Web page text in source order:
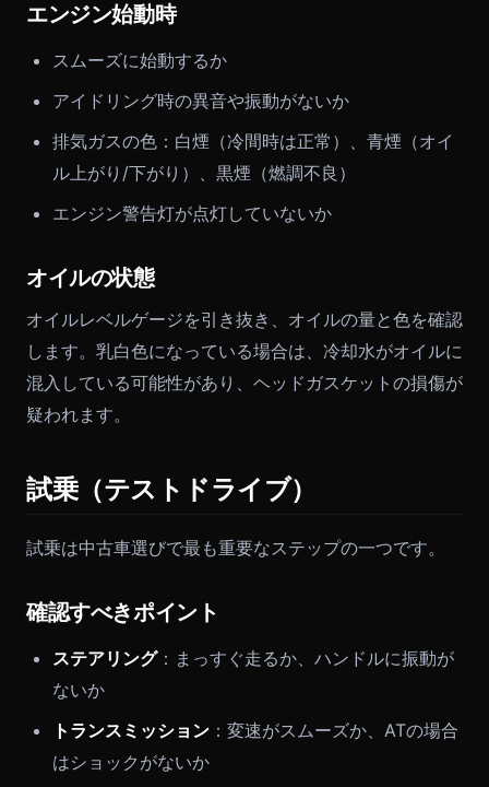
エンジン始動時
スムーズに始動するか
アイドリング時の異音や振動がないか
排気ガスの色：白煙（冷間時は正常）、青煙（オイ
ル上がり/下がり）、黒煙（燃調不良）
エンジン警告灯が点灯していないか
オイルの状態
オイルレベルゲージを引き抜き、オイルの量と色を確認
します。乳白色になっている場合は、冷却水がオイルに
混入している可能性があり、ヘッドガスケットの損傷が
疑われます。
試乗（テストドライブ）
試乗は中古車選びで最も重要なステップの一つです。
確認すべきポイント
ステアリング：まっすぐ走るか、ハンドルに振動が
ないか
トランスミッション ：変速がスムーズか、ATの場合
はショックがないか